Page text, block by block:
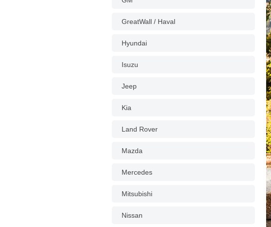
GreatWall / Haval
Hyundai
Isuzu
Jeep
Kia
Land Rover
Mazda
Mercedes
Mitsubishi
Nissan